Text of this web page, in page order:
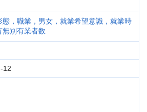
，職業，男女，就業希望意識，就業時
無別有業者数
12